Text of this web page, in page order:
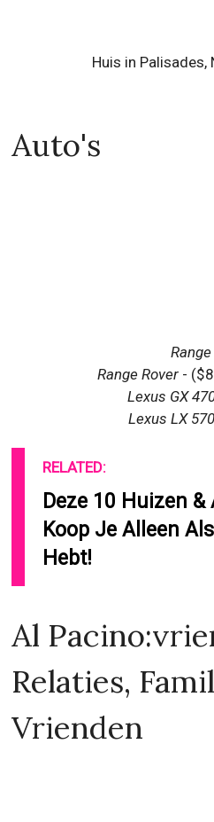
Huis in
Auto's
Range Rover-
Lexus GX
Lexus LX 570
RELATED:
Deze 10 Huizen
Koop Je Alleen
Hebt!
Al
Relaties,
Vrienden